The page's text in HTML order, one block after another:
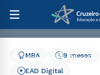
Pós-Graduação
Gestão
MBA em Finanças
9 meses
MBA
EAD Digital